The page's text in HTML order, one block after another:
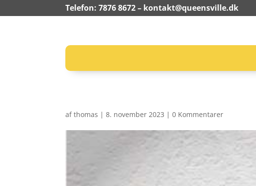
Telefon: 7876 8672 – kontakt@queensville.dk
afthomas |8. november 2023 |0 Kommentarer